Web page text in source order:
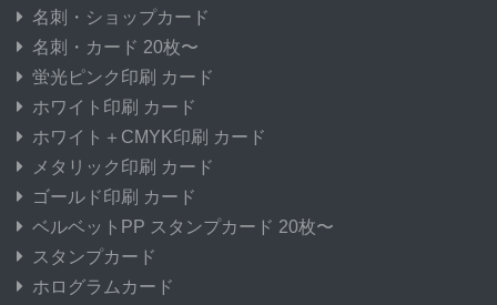
名刺・ショップカード
名刺・カード 20枚〜
蛍光ピンク印刷 カード
ホワイト印刷 カード
ホワイト＋CMYK印刷 カード
メタリック印刷 カード
ゴールド印刷 カード
ベルベットPP スタンプカード 20枚〜
スタンプカード
ホログラムカード